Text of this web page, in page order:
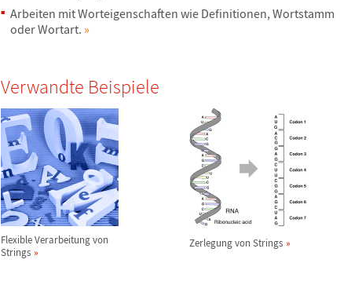
Arbeiten mit Worteigenschaften wie Definitionen, Wortstamm
oder Wortart. »
Verwandte Beispiele
Flexible Verarbeitung von
Strings
Zerlegung von Strings